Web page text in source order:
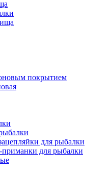
покрытием
для рыбалки
для рыбалки